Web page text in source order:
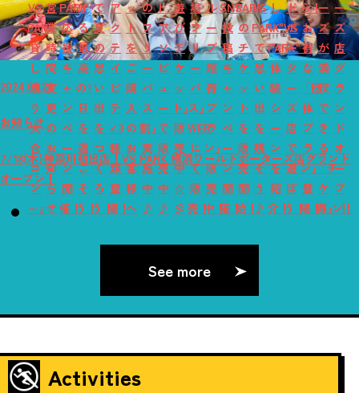
VS
PARK
貸
し
切
り
大
合
コ
ン
～』
営
業
時
間
変
更
の
お
知
ら
せ
PARK
応
援
キ
ャ
ン
ペ
ー
ン
開
催！
け
る
最
高
の1
日
を
過
ご
そ
う！
で
夏
の
思
い
出
を
つ
く
ろ
う！
ア
ク
テ
イ
ビ
テ
ィ3
種
類
登
場！
ッ
ト
を
ご
購
入
の
お
客
様
へ
の
フ
リ
ー
パ
ス
割」
実
施
中
♪
ト
ア
ソ
ビ
ュ
ー
で
販
売
中
♪
遊
び
チ
ケ
ッ
ト」
販
売
中
☆
彡
場
フ
リ
ー
パ
ス」
WEB
に
て
販
売！
ル
ー
プ
超
得
プ
ラ
ン」
販
売
中！
SNS
投
稿
キ
ャ
ン
ペ
ー
ン
開
催！
PARK
の
チ
ケ
ッ
ト
を
販
売
開
始！
VS
PARK
で
思
い
出
を
残
そ
う
♪
し
い"VS
PARK"！
体
験
シ
ー
ン
を
紹
介！
ド
ポ
ー
タ
ー
ズ
店
で
遊
ぼ
う！
ら！
お
得
な
「団
体
プ
ラ
ン」
登
場！
ー
ズ
が
満
喫
で
き
る
「チ
ケ
得」！
ー
ズ
店
グ
ラ
ン
ド
オ
ー
プ
ン！
2024.05.22
お知らせ
7/18(木)神奈川初出店！VS PARK 横浜ワールドポーターズ店グランド
オープン！
See more
Activities